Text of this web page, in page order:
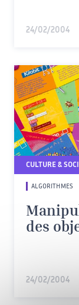
24/02/2004
CULTURE &
ALGORITHMES
des
24/02/2004